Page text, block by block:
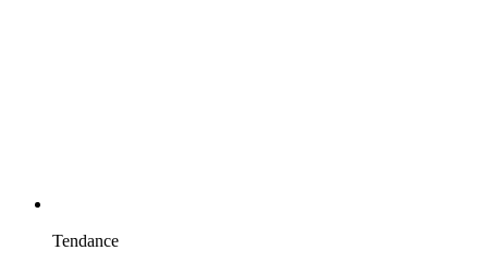
Tendance